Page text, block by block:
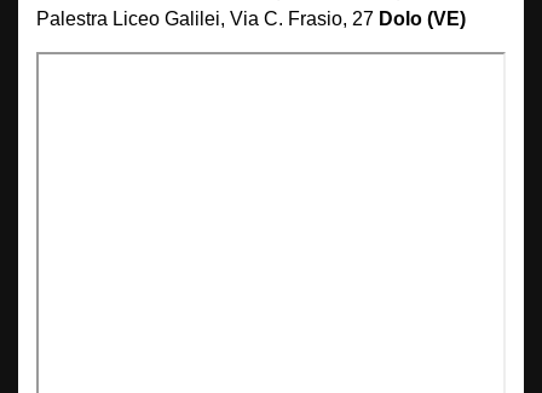
Palestra Liceo Galilei, Via C. Frasio, 27 Dolo (VE)